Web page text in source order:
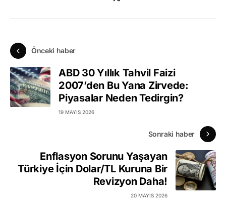
Önceki haber
ABD 30 Yıllık Tahvil Faizi
2007’den Bu Yana Zirvede:
Piyasalar Neden Tedirgin?
19 MAYIS 2026
Sonraki haber
Enflasyon Sorunu Yaşayan
Türkiye İçin Dolar/TL Kuruna Bir
Revizyon Daha!
20 MAYIS 2026